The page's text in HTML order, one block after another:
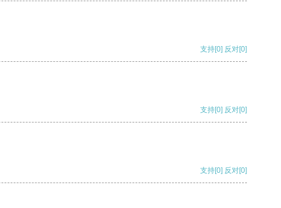
支持[0] 反对[0]
支持[0] 反对[0]
支持[0] 反对[0]